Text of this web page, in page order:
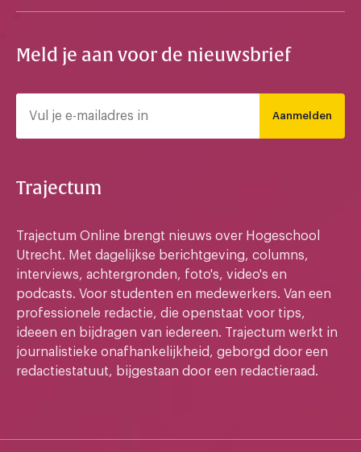
Meld je aan voor de nieuwsbrief
Aanmelden
Trajectum
Trajectum Online brengt nieuws over Hogeschool
Utrecht. Met dagelijkse berichtgeving, columns,
interviews, achtergronden, foto's, video's en
podcasts. Voor studenten en medewerkers. Van een
professionele redactie, die openstaat voor tips,
ideeen en bijdragen van iedereen. Trajectum werkt in
journalistieke onafhankelijkheid, geborgd door een
redactiestatuut, bijgestaan door een redactieraad.